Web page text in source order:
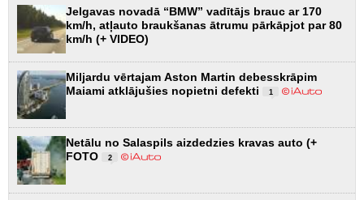
Jelgavas novadā “BMW” vadītājs brauc ar 170
km/h, atļauto braukšanas ātrumu pārkāpjot par 80
km/h (+ VIDEO)
Miljardu vērtajam Aston Martin debesskrāpim
Maiami atklājušies nopietni defekti
1
Netālu no Salaspils aizdedzies kravas auto (+
FOTO
2